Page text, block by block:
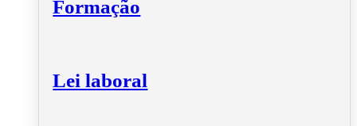
Formação
Lei laboral